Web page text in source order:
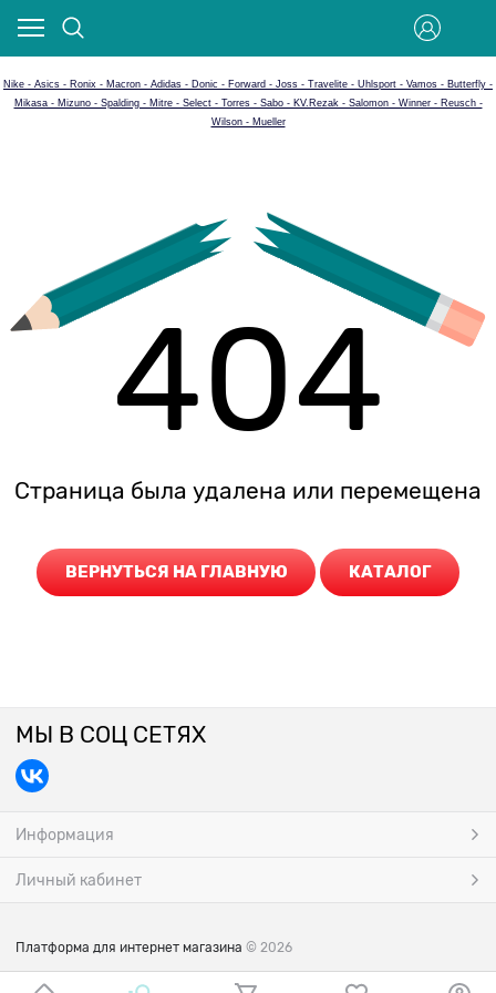
Nike - Asics - Ronix - Macron - Adidas - Donic - Forward - Joss - Travelite - Uhlsport - Vamos - Butterfly -
Mikasa - Mizuno - Spalding - Mitre - Select - Torres - Sabo - KV.Rezak - Salomon - Winner - Reusch -
Wilson - Mueller
404
Страница была удалена или перемещена
ВЕРНУТЬСЯ НА ГЛАВНУЮ КАТАЛОГ
МЫ В СОЦ СЕТЯХ
Информация
Личный кабинет
Платформа для интернет магазина © 2026